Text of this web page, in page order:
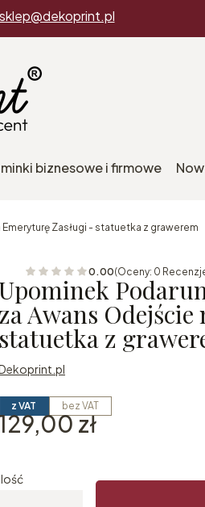
sklep@dekoprint.pl
biznesowe i firmowe
Zasługi - statuetka z grawerem
0.00(Oceny: 0
za Awans
statuetka z
z VAT bez VAT
zł